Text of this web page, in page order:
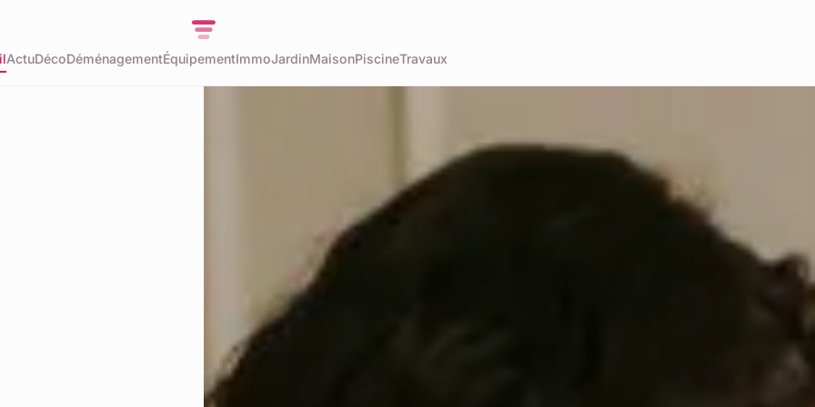
ActuDécoDéménagementÉquipementImmoJardinMaisonPiscineTravaux